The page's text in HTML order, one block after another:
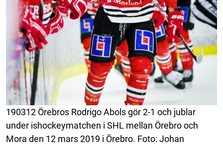
190312 Örebros Rodrigo Abols gör 2-1 och jublar
under ishockeymatchen i SHL mellan Örebro och
Mora den 12 mars 2019 i Örebro. Foto: Johan